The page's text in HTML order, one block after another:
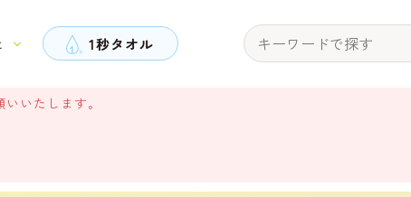
1秒タオル
いたします。